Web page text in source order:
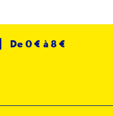
De 0 € à 8 €